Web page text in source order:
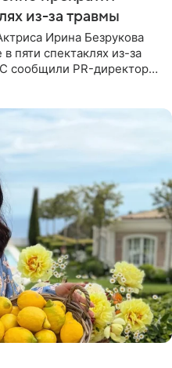
из-за травмы
Ирина Безрукова
пяти спектаклях из-за
сообщили PR-директор